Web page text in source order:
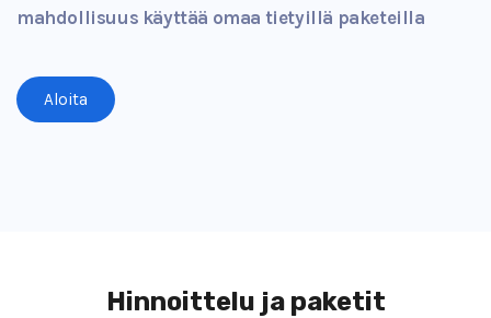
mahdollisuus käyttää omaa tietyillä paketeilla
Aloita
Hinnoittelu ja paketit